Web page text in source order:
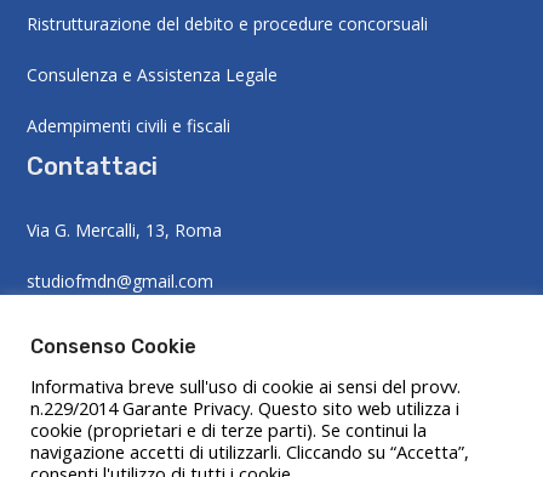
Ristrutturazione del debito e procedure concorsuali
Consulenza e Assistenza Legale
Adempimenti civili e fiscali
Contattaci
Via G. Mercalli, 13, Roma
studiofmdn@gmail.com
NOTIZIE FISCALI
Consenso Cookie
Informativa breve sull'uso di cookie ai sensi del provv.
n.229/2014 Garante Privacy. Questo sito web utilizza i
cookie (proprietari e di terze parti). Se continui la
navigazione accetti di utilizzarli. Cliccando su “Accetta”,